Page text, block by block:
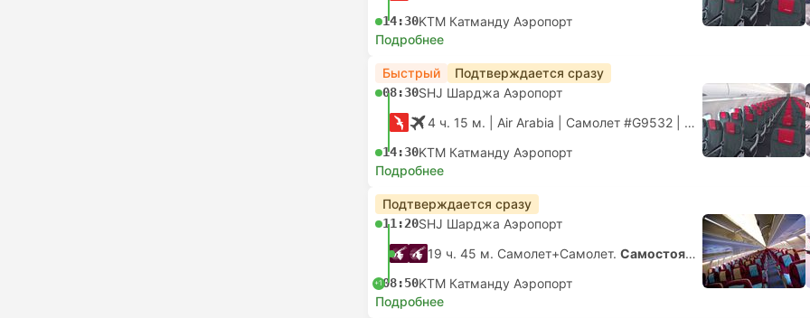
14:30KTM Катманду Аэропорт
Подробнее
Быстрый Подтверждается сразу
08:30SHJ Шарджа Аэропорт
4 ч. 15 м. | Air Arabia Самолет #G9532 Эконом
14:30KTM Катманду Аэропорт
Подробнее
Подтверждается сразу
11:20SHJ Шарджа Аэропорт
19 ч. 45 м. Самолет+Самолет. Самостоятельная пересадка
+108:50KTM Катманду Аэропорт
Подробнее